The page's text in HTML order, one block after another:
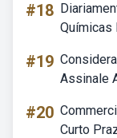
#18
Químicas
#19
Assinale
#20
Curto